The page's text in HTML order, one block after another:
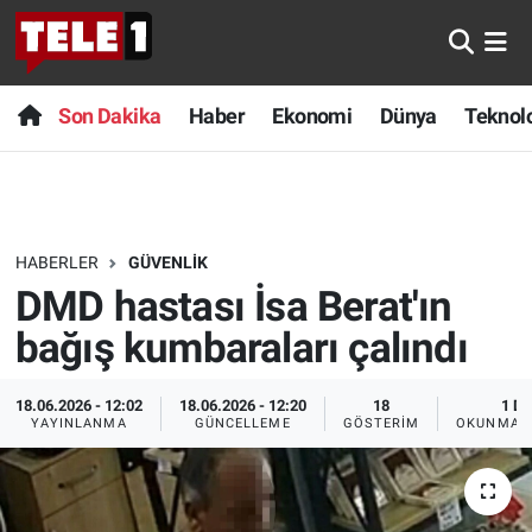
Son Dakika Haber Ekonomi Dünya
HABERLER GÜVENLIK
DMD hastası İsa Berat'ın
bağış kumbaraları çalındı
18.06.2026 - 12:02
YAYINLANMA
18.06.2026 - 12:20
GÜNCELLEME
18
GÖSTERIM
1 DK
OKUNMA
Anında Manşet
Başka Sohbetler
Bilim turu
Bilim ve Teknoloji Evreni
Doğa Konuşuyor
Dünya
Ege Saati
Son Dakika
Haber
Dünya
Teknoloji
Sağlık
Spor
Yayın Akışı
Nöbetçi Eczaneler
Hava Durumu
Trafik Durumu
Süper Lig Puan Durumu ve Fikstür
Tüm Manşetler
Son Dakika Haberleri
Haber Arşivi